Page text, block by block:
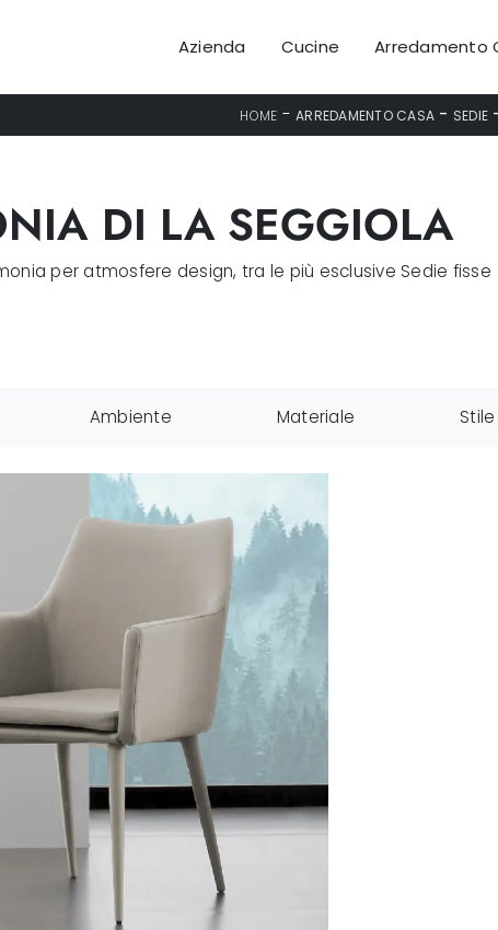
Azienda Cucine Arredamento
HOME -ARREDAMENTO CASA - SEDIE
DI LA SEGGIOLA
per atmosfere design, tra le più esclusive Sedie fisse
Ambiente Materiale Stile